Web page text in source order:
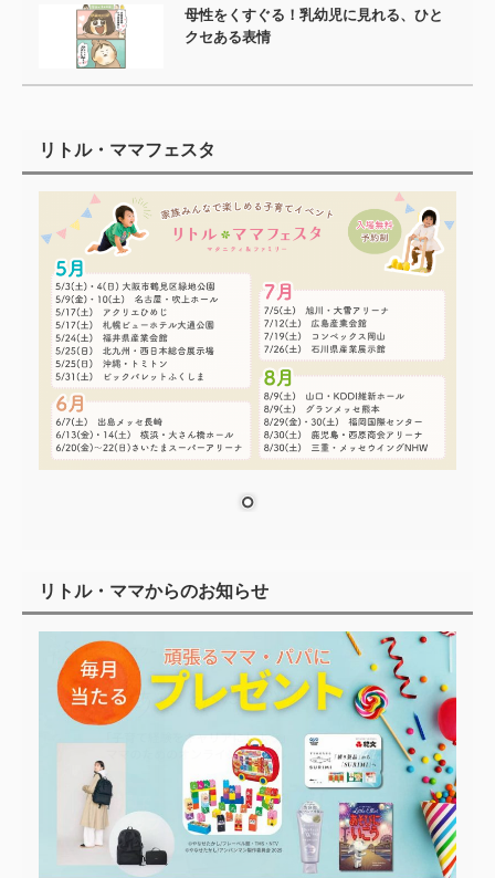
母性をくすぐる！乳幼児に見れる、ひと
クセある表情
リトル・ママフェスタ
リトル・ママからのお知らせ